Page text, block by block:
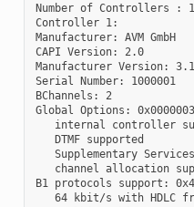
Number of Controllers : 1
Controller 1:
Manufacturer: AVM GmbH
CAPI Version: 2.0
Manufacturer Version:
Serial Number: 1000001
BChannels: 2
Global Options:
internal controller
   DTMF supported
Supplementary
channel allocation
B1 protocols support:
64 kbit/s with HDLC